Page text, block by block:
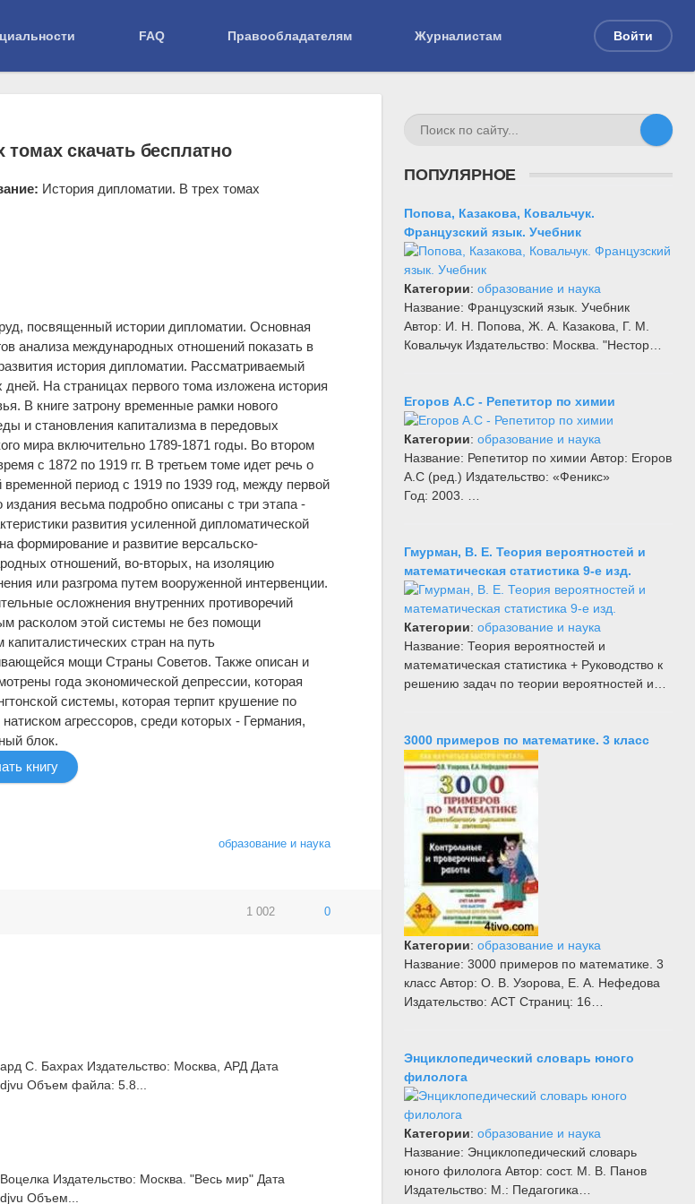
FAQ Правообладателям Журналистам Войти
ПОПУЛЯРНОЕ
Попова, Казакова, Ковальчук.
Французский язык. Учебник
Категории: образование и наука
Название: Французский язык. Учебник
Автор: И. Н. Попова, Ж. А. Казакова, Г. М.
Ковальчук Издательство: Москва. "Нестор…
Егоров А.С - Репетитор по химии
Категории: образование и наука
Название: Репетитор по химии Автор: Егоров
А.С (ред.) Издательство: «Феникс»
Год: 2003. …
Гмурман, В. Е. Теория вероятностей и
математическая статистика 9-е изд.
Категории: образование и наука
Название: Теория вероятностей и
математическая статистика + Руководство к
решению задач по теории вероятностей и…
3000 примеров по математике. 3 класс
Категории: образование и наука
Название: 3000 примеров по математике. 3
класс Автор: О. В. Узорова, Е. А. Нефедова
Издательство: АСТ Страниц: 16…
Энциклопедический словарь юного
филолога
Категории: образование и наука
Название: Энциклопедический словарь
юного филолога Автор: сост. М. В. Панов
Издательство: М.: Педагогика…
скачать бесплатно
История дипломатии. В трех томах
посвященный истории дипломатии. Основная
анализа международных отношений показать в
история дипломатии. Рассматриваемый
На страницах первого тома изложена история
В книге затрону временные рамки нового
и становления капитализма в передовых
мира включительно 1789-1871 годы. Во втором
с 1872 по 1919 гг. В третьем томе идет речь о
период с 1919 по 1939 год, между первой
весьма подробно описаны с три этапа -
развития усиленной дипломатической
формирование и развитие версальско-
отношений, во-вторых, на изоляцию
или разгрома путем вооруженной интервенции.
осложнения внутренних противоречий
расколом этой системы не без помощи
стран на путь
мощи Страны Советов. Также описан и
года экономической депрессии, которая
системы, которая терпит крушение по
агрессоров, среди которых - Германия,
блок.
книгу
образование и наука
1 002 0
С. Бахрах Издательство: Москва, АРД Дата
djvu Объем файла: 5.8...
Издательство: Москва. "Весь мир" Дата
djvu Объем...